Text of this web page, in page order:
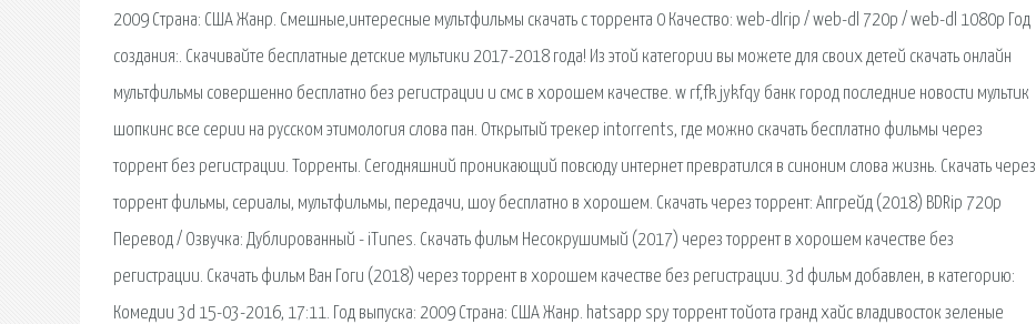
2009 Страна: США Жанр. Смешные,интересные мультфильмы скачать с торрента 0 Качество: web-dlrip / web-dl 720p / web-dl 1080p Год
создания:. Скачивайте бесплатные детские мультики 2017-2018 года! Из этой категории вы можете для своих детей скачать онлайн
мультфильмы совершенно бесплатно без регистрации и смс в хорошем качестве. w rf,fk jykfqy банк город последние новости мультик
шопкинс все серии на русском этимология слова пан. Открытый трекер intorrents, где можно скачать бесплатно фильмы через
торрент без регистрации. Торренты. Сегодняшний проникающий повсюду интернет превратился в синоним слова жизнь. Скачать через
торрент фильмы, сериалы, мультфильмы, передачи, шоу бесплатно в хорошем. Скачать через торрент: Апгрейд (2018) BDRip 720p
Перевод / Озвучка: Дублированный - iTunes. Скачать фильм Несокрушимый (2017) через торрент в хорошем качестве без
регистрации. Скачать фильм Ван Гоги (2018) через торрент в хорошем качестве без регистрации. 3d фильм добавлен, в категорию:
Комедии 3d 15-03-2016, 17:11. Год выпуска: 2009 Страна: США Жанр. hatsapp spy торрент тойота гранд хайс владивосток зеленые